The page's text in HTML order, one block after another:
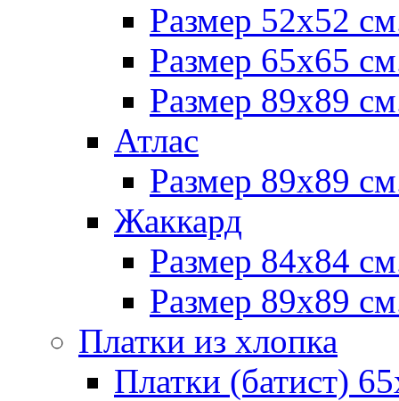
Размер 52х52
Размер 65х65
Размер 89х89
Атлас
Размер 89х89
Жаккард
Размер 84х84
Размер 89х89
Платки из хлопка
Платки (батист)